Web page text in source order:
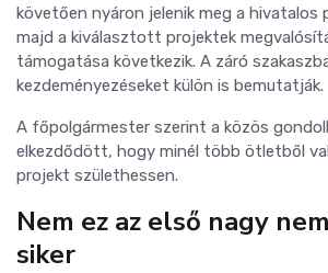
követően nyáron jelenik meg a hivatalos
majd a kiválasztott projektek
támogatása következik. A záró
kezdeményezéseket külön is bemutatják.
A főpolgármester szerint a közös
elkezdődött, hogy minél több ötletből
projekt születhessen.
Nem ez az első nagy
siker